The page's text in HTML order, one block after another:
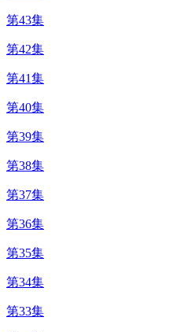
第43集
第42集
第41集
第40集
第39集
第38集
第37集
第36集
第35集
第34集
第33集